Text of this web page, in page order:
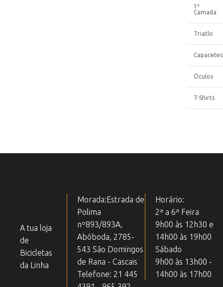
1ª
Camada
Triatlo
Capacetes
Óculos
T-Shirts
A tua loja
de
Bicicletas
da Linha
Horário:
2ª a 6ª Feira
9h00 às 12h30 e
14h00 às 19h00
Sábado
9h00 às 13h00 -
14h00 às 17h00
Morada:Estrada de
Polima
nº893/893A,
Abóboda, 2785-
543 São Domingos
de Rana - Cascais
Telefone: 21 445